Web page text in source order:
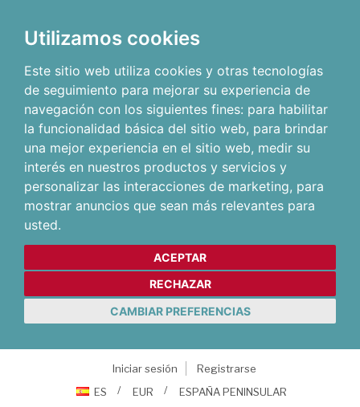
Utilizamos cookies
Este sitio web utiliza cookies y otras tecnologías
de seguimiento para mejorar su experiencia de
navegación con los siguientes fines: para habilitar
la funcionalidad básica del sitio web, para brindar
una mejor experiencia en el sitio web, medir su
interés en nuestros productos y servicios y
personalizar las interacciones de marketing, para
mostrar anuncios que sean más relevantes para
usted.
ACEPTAR
RECHAZAR
CAMBIAR PREFERENCIAS
Iniciar sesión
Registrarse
ES
EUR ESPAÑA PENINSULAR